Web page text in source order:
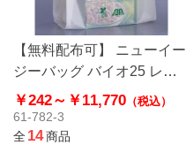
【無料配布可】 ニューイー
ジーバッグ バイオ25 レジ
袋 乳白 長舌片
￥242～ ￥11,770 （税込）
61-782-3
全14商品